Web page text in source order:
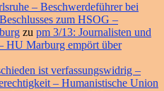
– Beschwerdeführer bei
zum HSOG –
zu pm 3/13: Journalisten und
HU Marburg empört über
ist verfassungswidrig –
– Humanistische Union